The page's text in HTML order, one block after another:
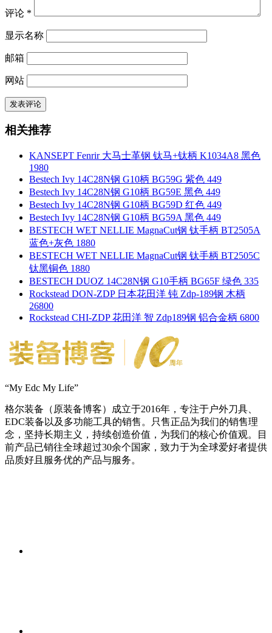
评论 *
显示名称
邮箱
网站
相关推荐
KANSEPT Fenrir 大马士革钢 钛马+钛柄 K1034A8 黑色
1980
Bestech Ivy 14C28N钢 G10柄 BG59G 紫色 449
Bestech Ivy 14C28N钢 G10柄 BG59E 黑色 449
Bestech Ivy 14C28N钢 G10柄 BG59D 红色 449
Bestech Ivy 14C28N钢 G10柄 BG59A 黑色 449
BESTECH WET NELLIE MagnaCut钢 钛手柄 BT2505A
蓝色+灰色 1880
BESTECH WET NELLIE MagnaCut钢 钛手柄 BT2505C
钛黑铜色 1880
BESTECH DUOZ 14C28N钢 G10手柄 BG65F 绿色 335
Rockstead DON-ZDP 日本花田洋 钝 Zdp-189钢 木柄
26800
Rockstead CHI-ZDP 花田洋 智 Zdp189钢 铝合金柄 6800
“My Edc My Life”
格尔装备（原装备博客）成立于2016年，专注于户外刀具、
EDC装备以及多功能工具的销售。只售正品为我们的销售理
念，坚持长期主义，持续创造价值，为我们的核心价值观。目
前产品已销往全球超过30余个国家，致力于为全球爱好者提供
品质好且服务优的产品与服务。